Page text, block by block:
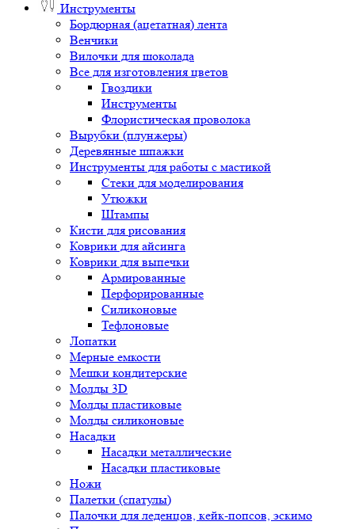
Инструменты
Бордюрная (ацетатная) лента
Венчики
Вилочки для шоколада
Все для изготовления цветов
Гвоздики
Инструменты
Флористическая проволока
Вырубки (плунжеры)
Деревянные шпажки
Инструменты для работы с мастикой
Стеки для моделирования
Утюжки
Штампы
Кисти для рисования
Коврики для айсинга
Коврики для выпечки
Армированные
Перфорированные
Силиконовые
Тефлоновые
Лопатки
Мерные емкости
Мешки кондитерские
Молды 3D
Молды пластиковые
Молды силиконовые
Насадки
Насадки металлические
Насадки пластиковые
Ножи
Палетки (спатулы)
Палочки для леденцов, кейк-попсов, эскимо